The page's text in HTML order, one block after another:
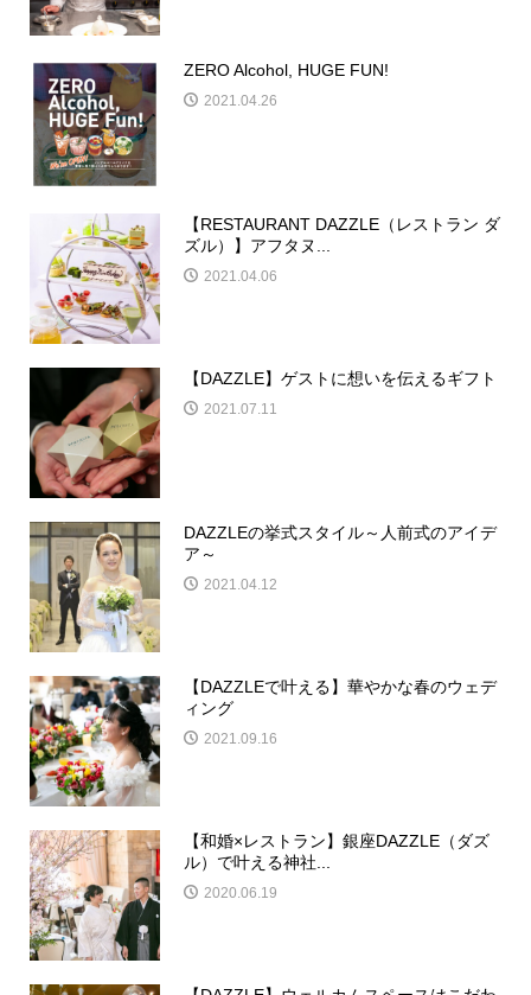
ZERO Alcohol, HUGE FUN!
2021.04.26
【RESTAURANT DAZZLE（レストラン ダ
ズル）】アフタヌ...
2021.04.06
【DAZZLE】ゲストに想いを伝えるギフト
2021.07.11
DAZZLEの挙式スタイル～人前式のアイデ
ア～
2021.04.12
【DAZZLEで叶える】華やかな春のウェデ
ィング
2021.09.16
【和婚×レストラン】銀座DAZZLE（ダズ
ル）で叶える神社...
2020.06.19